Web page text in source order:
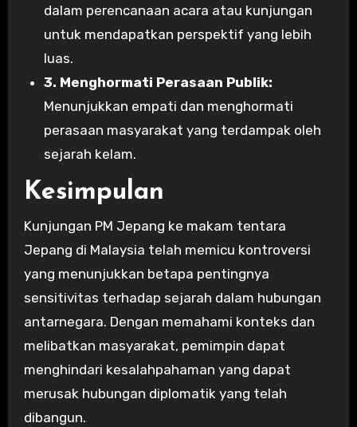
dalam perencanaan acara atau kunjungan
untuk mendapatkan perspektif yang lebih
luas.
3. Menghormati Perasaan Publik:
Menunjukkan empati dan menghormati
perasaan masyarakat yang terdampak oleh
sejarah kelam.
Kesimpulan
Kunjungan PM Jepang ke makam tentara
Jepang di Malaysia telah memicu kontroversi
yang menunjukkan betapa pentingnya
sensitivitas terhadap sejarah dalam hubungan
antarnegara. Dengan memahami konteks dan
melibatkan masyarakat, pemimpin dapat
menghindari kesalahpahaman yang dapat
merusak hubungan diplomatik yang telah
dibangun.